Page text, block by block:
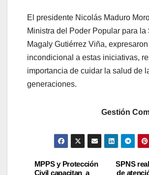
El presidente Nicolás Maduro
Ministra del Poder Popular para la
Magaly Gutiérrez Viña,
incondicional a estas iniciativas,
importancia de cuidar la salud de
generaciones.
Gestión
SPNS
de
MPPS y Protección
Civil capacitan a